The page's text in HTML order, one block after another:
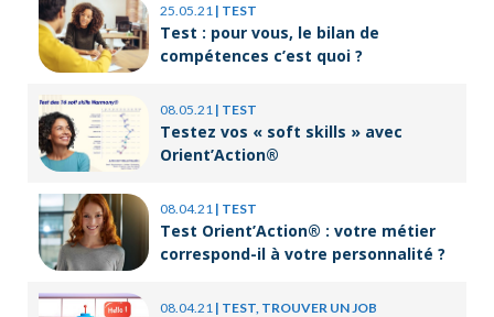
25.05.21 | TEST
Test : pour vous, le bilan de
compétences c’est quoi ?
08.05.21 | TEST
Testez vos « soft skills » avec
Orient’Action®
08.04.21 | TEST
Test Orient’Action® : votre métier
correspond-il à votre personnalité ?
08.04.21 | TEST, TROUVER UN JOB